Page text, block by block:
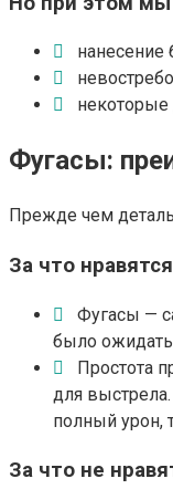
нанесение
некоторые
Фугасы:
Прежде чем
За что
Фугасы —
было
Простота
для
полный урон,
За что не